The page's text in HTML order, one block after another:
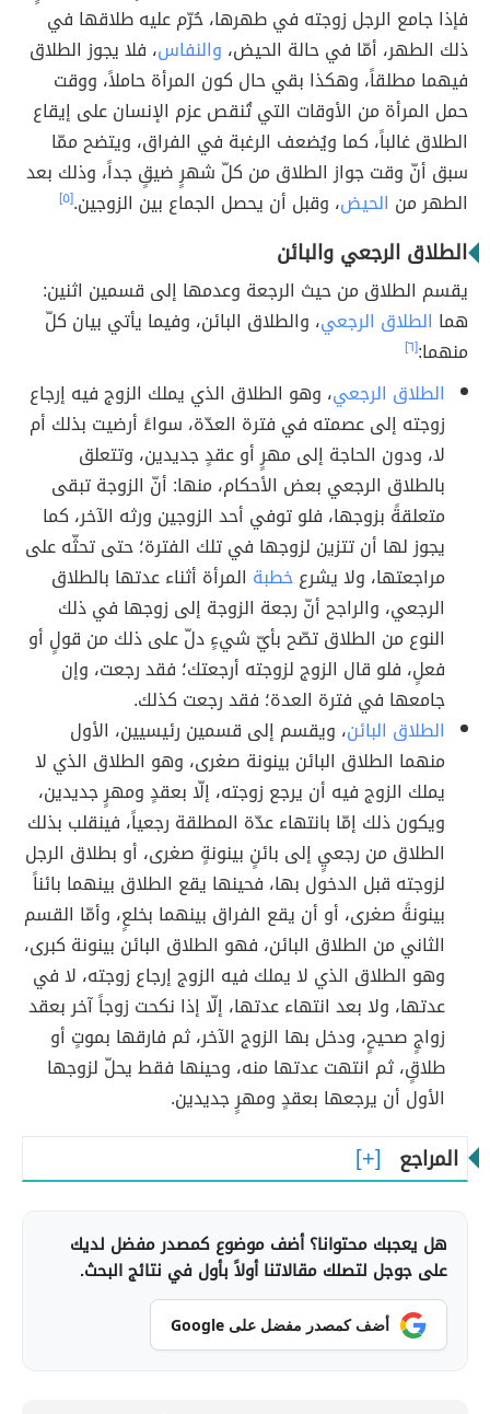
فإذا جامع الرجل زوجته في طهرها، حُرّم عليه طلاقها في
ذلك الطهر، أمّا في حالة الحيض، والنفاس، فلا يجوز الطلاق
فيهما مطلقاً، وهكذا بقي حال كون المرأة حاملاً، ووقت
حمل المرأة من الأوقات التي تُنقص عزم الإنسان على إيقاع
الطلاق غالباً، كما ويُضعف الرغبة في الفراق، ويتضح ممّا
سبق أنّ وقت جواز الطلاق من كلّ شهرٍ ضيقٍ جداً، وذلك بعد
الطهر من الحيض، وقبل أن يحصل الجماع بين الزوجين.[٥]
الطلاق الرجعي والبائن
يقسم الطلاق من حيث الرجعة وعدمها إلى قسمين اثنين:
هما الطلاق الرجعي، والطلاق البائن، وفيما يأتي بيان كلّ
منهما:[٦]
الطلاق الرجعي، وهو الطلاق الذي يملك الزوج فيه إرجاع
زوجته إلى عصمته في فترة العدّة، سواءً أرضيت بذلك أم
لا، ودون الحاجة إلى مهرٍ أو عقدٍ جديدين، وتتعلق
بالطلاق الرجعي بعض الأحكام، منها: أنّ الزوجة تبقى
متعلقةً بزوجها، فلو توفي أحد الزوجين ورثه الآخر، كما
يجوز لها أن تتزين لزوجها في تلك الفترة؛ حتى تحثّه على
مراجعتها، ولا يشرعخطبة المرأة أثناء عدتها بالطلاق
الرجعي، والراجح أنّ رجعة الزوجة إلى زوجها في ذلك
النوع من الطلاق تصّح بأيّ شيءٍ دلّ على ذلك من قولٍ أو
فعلٍ، فلو قال الزوج لزوجته أرجعتك؛ فقد رجعت، وإن
جامعها في فترة العدة؛ فقد رجعت كذلك.
الطلاق البائن، ويقسم إلى قسمين رئيسيين، الأول
منهما الطلاق البائن بينونة صغرى، وهو الطلاق الذي لا
يملك الزوج فيه أن يرجع زوجته، إلّا بعقدٍ ومهرٍ جديدين،
ويكون ذلك إمّا بانتهاء عدّة المطلقة رجعياً، فينقلب بذلك
الطلاق من رجعيٍ إلى بائنٍ بينونةٍ صغرى، أو بطلاق الرجل
لزوجته قبل الدخول بها، فحينها يقع الطلاق بينهما بائناً
بينونةً صغرى، أو أن يقع الفراق بينهما بخلعٍ، وأمّا القسم
الثاني من الطلاق البائن، فهو الطلاق البائن بينونة كبرى،
وهو الطلاق الذي لا يملك فيه الزوج إرجاع زوجته، لا في
عدتها، ولا بعد انتهاء عدتها، إلّا إذا نكحت زوجاً آخر بعقد
زواجٍ صحيحٍ، ودخل بها الزوج الآخر، ثم فارقها بموتٍ أو
طلاقٍ، ثم انتهت عدتها منه، وحينها فقط يحلّ لزوجها
الأول أن يرجعها بعقدٍ ومهرٍ جديدين.
المراجع
هل يعجبك محتوانا؟ أضف موضوع كمصدر مفضل لديك
على جوجل لتصلك مقالاتنا أولاً بأول في نتائج البحث.
أضف كمصدر مفضل على Google